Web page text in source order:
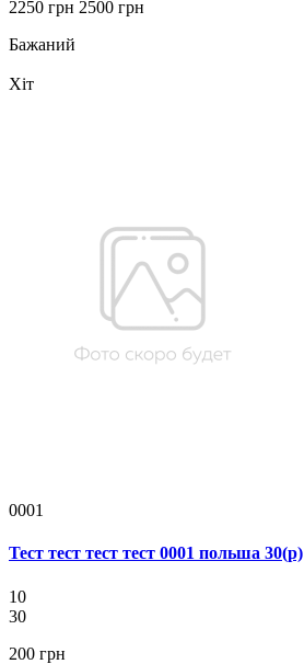
2250 грн 2500 грн
Бажаний
Хіт
0001
Тест тест тест тест 0001 польша 30(р)
10
30
200 грн